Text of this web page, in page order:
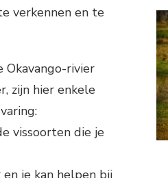
verkennen en te
Okavango-rivier
zijn hier enkele
vissoorten die je
je kan helpen bij